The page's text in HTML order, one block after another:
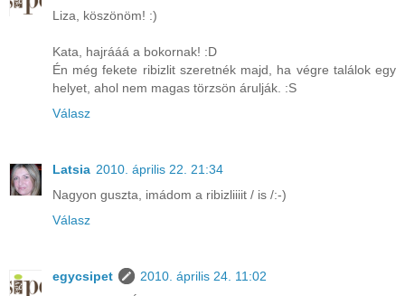
Liza, köszönöm! :)
Kata, hajrááá a bokornak! :D
Én még fekete ribizlit szeretnék majd, ha végre találok egy
helyet, ahol nem magas törzsön árulják. :S
Válasz
Latsia 2010. április 22. 21:34
Nagyon guszta, imádom a ribizliiiit / is /:-)
Válasz
egycsipet
2010. április 24. 11:02